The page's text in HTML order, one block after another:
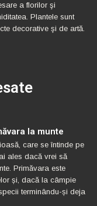
a florilor şi
Plantele sunt
decorative şi de artă.
la munte
care se întinde pe
ales dacă vrei să
Primăvara este
și, dacă la câmpie
terminându-și deja